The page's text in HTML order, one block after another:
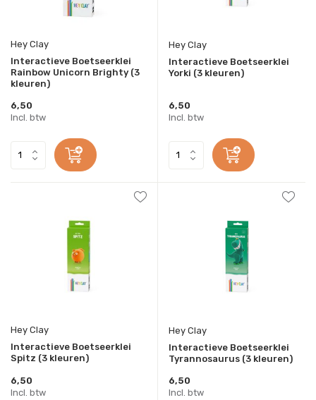
Hey Clay
Interactieve Boetseerklei
Rainbow Unicorn Brighty (3
kleuren)
6,50
Incl. btw
Hey Clay
Interactieve Boetseerklei
Yorki (3 kleuren)
6,50
Incl. btw
Hey Clay
Interactieve Boetseerklei
Spitz (3 kleuren)
6,50
Incl. btw
Hey Clay
Interactieve Boetseerklei
Tyrannosaurus (3 kleuren)
6,50
Incl. btw